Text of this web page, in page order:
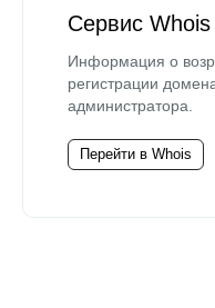
Сервис Whois
Информация о
регистрации
администратора.
Перейти в Whois